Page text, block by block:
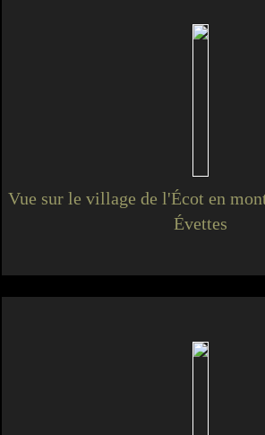
Vue sur le village de l'Écot en
Évettes